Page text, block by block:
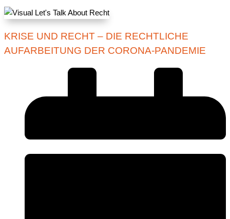
KRISE UND RECHT – DIE RECHTLICHE
AUFARBEITUNG DER CORONA-PANDEMIE